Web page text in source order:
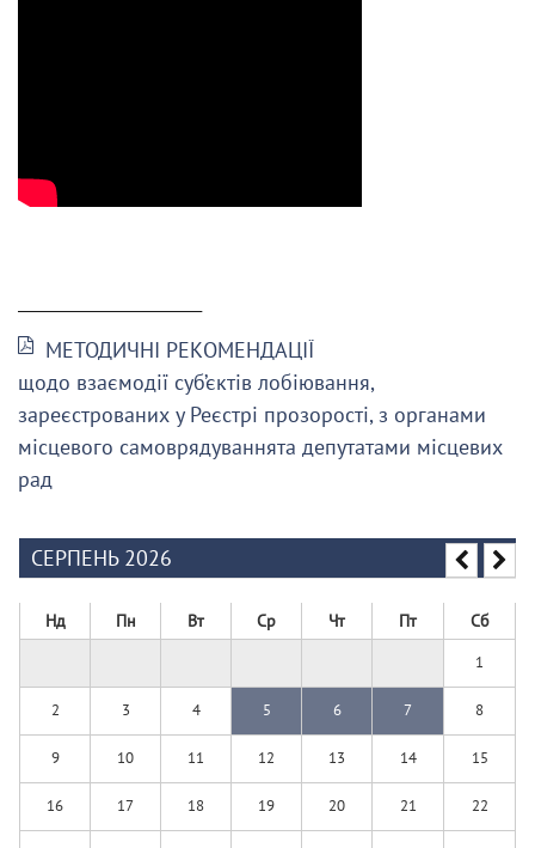
МЕТОДИЧНІ РЕКОМЕНДАЦІЇ
щодо взаємодії суб’єктів лобіювання,
зареєстрованих у Реєстрі прозорості, з органами
місцевого самоврядуваннята депутатами місцевих
рад
СЕРПЕНЬ 2026
Нд Пн Вт Ср Чт Пт Сб
1
2 3 4 5 6 7 8
9 10 11 12 13 14 15
16 17 18 19 20 21 22